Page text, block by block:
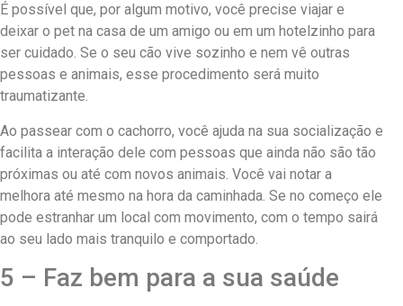
É possível que, por algum motivo, você precise viajar e
deixar o pet na casa de um amigo ou em um hotelzinho para
ser cuidado. Se o seu cão vive sozinho e nem vê outras
pessoas e animais, esse procedimento será muito
traumatizante.
Ao passear com o cachorro, você ajuda na sua socialização e
facilita a interação dele com pessoas que ainda não são tão
próximas ou até com novos animais. Você vai notar a
melhora até mesmo na hora da caminhada. Se no começo ele
pode estranhar um local com movimento, com o tempo sairá
ao seu lado mais tranquilo e comportado.
5 – Faz bem para a sua saúde